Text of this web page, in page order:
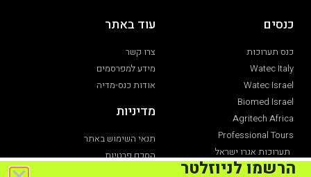
כנסים
כנס תערוכות
Watec Italy
Watec Israel
Biomed Israel
Agritech Africa
Professional Tours
תערוכות אגרו ישראל
תערוכת חקלאות
עוד באתר
צרו קשר
מידע למפרסמים
אודות כנס-מדיה
מדיניות
תנאי השימוש באתר
הסכם פרטיות
הרשמו לניוזלטר